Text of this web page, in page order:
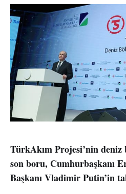
TürkAkım Projesi’nin deniz
son boru, Cumhurbaşkanı
Başkanı Vladimir Putin’in